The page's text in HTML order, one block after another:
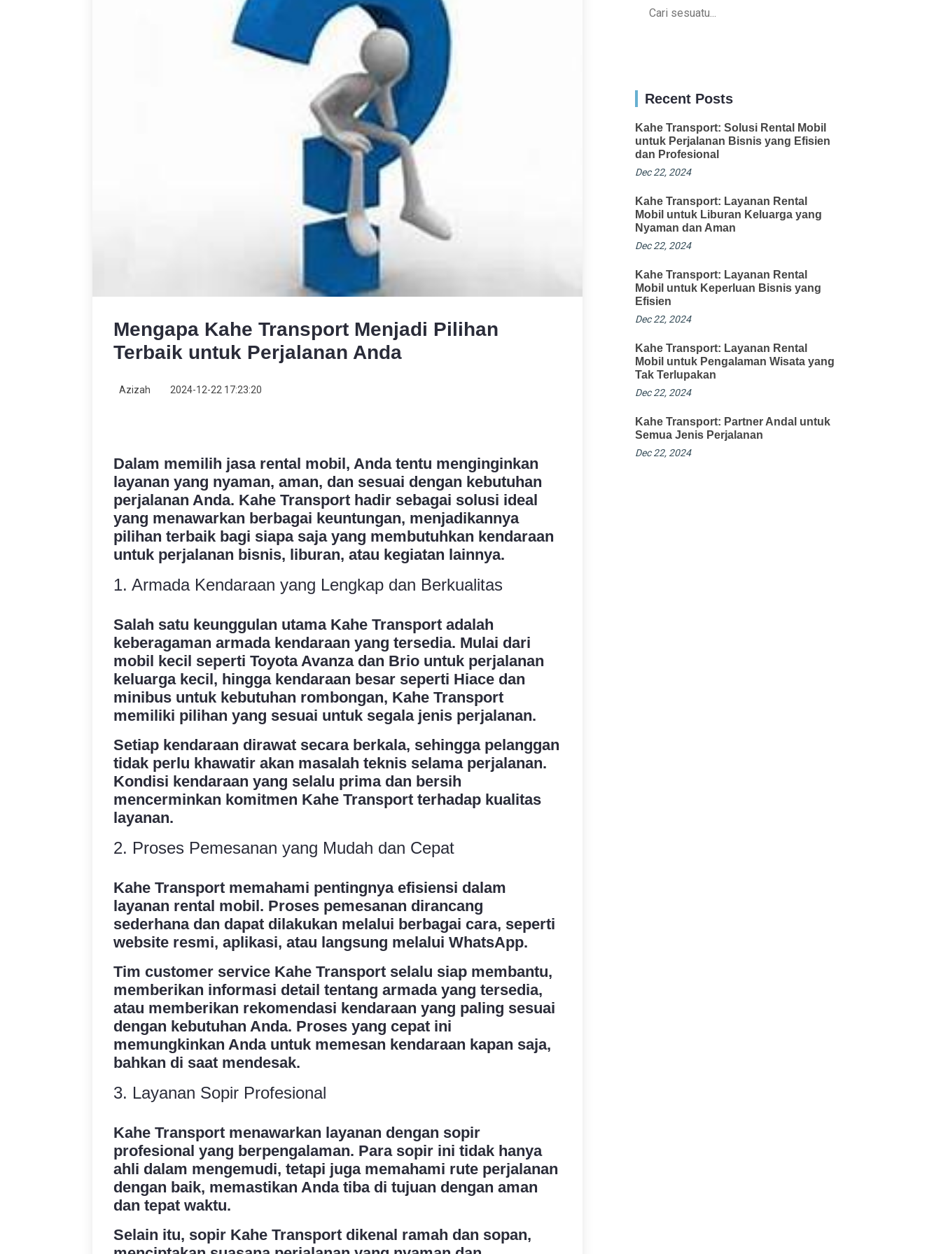
Mengapa Kahe Transport Menjadi Pilihan
Terbaik untuk Perjalanan Anda
Azizah 2024-12-22 17:23:20
Dalam memilih jasa rental mobil, Anda tentu menginginkan
layanan yang nyaman, aman, dan sesuai dengan kebutuhan
perjalanan Anda. Kahe Transport hadir sebagai solusi ideal
yang menawarkan berbagai keuntungan, menjadikannya
pilihan terbaik bagi siapa saja yang membutuhkan kendaraan
untuk perjalanan bisnis, liburan, atau kegiatan lainnya.
1. Armada Kendaraan yang Lengkap dan Berkualitas
Salah satu keunggulan utama Kahe Transport adalah
keberagaman armada kendaraan yang tersedia. Mulai dari
mobil kecil seperti Toyota Avanza dan Brio untuk perjalanan
keluarga kecil, hingga kendaraan besar seperti Hiace dan
minibus untuk kebutuhan rombongan, Kahe Transport
memiliki pilihan yang sesuai untuk segala jenis perjalanan.
Setiap kendaraan dirawat secara berkala, sehingga pelanggan
tidak perlu khawatir akan masalah teknis selama perjalanan.
Kondisi kendaraan yang selalu prima dan bersih
mencerminkan komitmen Kahe Transport terhadap kualitas
layanan.
2. Proses Pemesanan yang Mudah dan Cepat
Kahe Transport memahami pentingnya efisiensi dalam
layanan rental mobil. Proses pemesanan dirancang
sederhana dan dapat dilakukan melalui berbagai cara, seperti
website resmi, aplikasi, atau langsung melalui WhatsApp.
Tim customer service Kahe Transport selalu siap membantu,
memberikan informasi detail tentang armada yang tersedia,
atau memberikan rekomendasi kendaraan yang paling sesuai
dengan kebutuhan Anda. Proses yang cepat ini
memungkinkan Anda untuk memesan kendaraan kapan saja,
bahkan di saat mendesak.
3. Layanan Sopir Profesional
Kahe Transport menawarkan layanan dengan sopir
profesional yang berpengalaman. Para sopir ini tidak hanya
ahli dalam mengemudi, tetapi juga memahami rute perjalanan
dengan baik, memastikan Anda tiba di tujuan dengan aman
dan tepat waktu.
Selain itu, sopir Kahe Transport dikenal ramah dan sopan,
Recent Posts
Kahe Transport: Solusi Rental Mobil
untuk Perjalanan Bisnis yang Efisien
dan Profesional
Dec 22, 2024
Kahe Transport: Layanan Rental
Mobil untuk Liburan Keluarga yang
Nyaman dan Aman
Dec 22, 2024
Kahe Transport: Layanan Rental
Mobil untuk Keperluan Bisnis yang
Efisien
Dec 22, 2024
Kahe Transport: Layanan Rental
Mobil untuk Pengalaman Wisata yang
Tak Terlupakan
Dec 22, 2024
Kahe Transport: Partner Andal untuk
Semua Jenis Perjalanan
Dec 22, 2024